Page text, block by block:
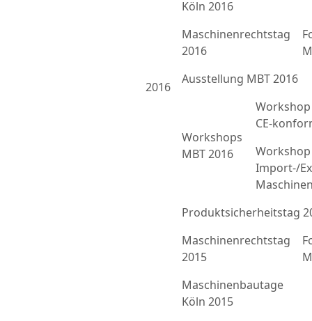
2016
Köln 2016
Maschinenrechtstag
2016
Ausstellung MBT 2016
Workshops
MBT 2016
CE-
Import-/
Produktsicherheitstag
Maschinenrechtstag
2015
Maschinenbautage
Köln 2015